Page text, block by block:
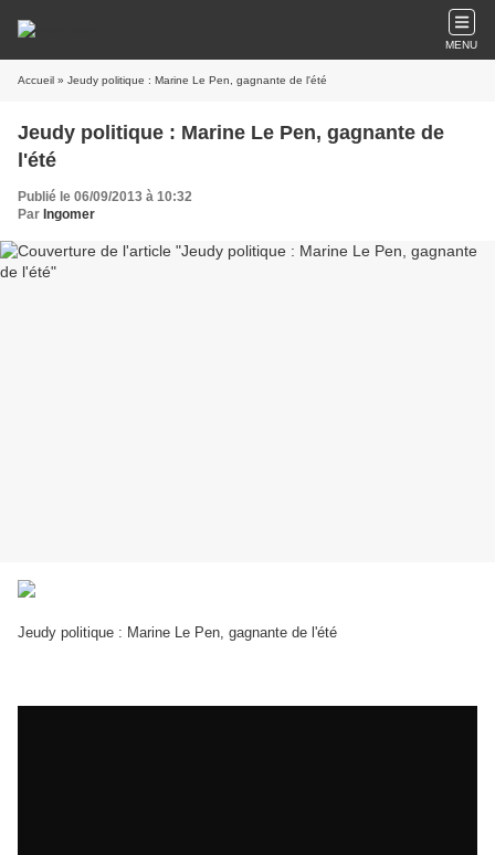
MENU
Accueil » Jeudy politique : Marine Le Pen, gagnante de l'été
Jeudy politique : Marine Le Pen, gagnante de
l'été
Publié le 06/09/2013 à 10:32
Par Ingomer
Jeudy politique : Marine Le Pen, gagnante de l'été